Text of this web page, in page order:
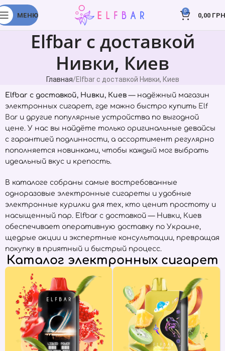
МЕНЮ
0
0,00
Elfbar с доставкой
Нивки, Киев
Главная Elfbar с доставкой Нивки, Киев
Elfbar с доставкой, Нивки, Киев — надёжный магазин
электронных сигарет, где можно быстро купить Elf
Bar и другие популярные устройства по выгодной
цене. У нас вы найдёте только оригинальные девайсы
с гарантией подлинности, а ассортимент регулярно
пополняется новинками, чтобы каждый мог выбрать
идеальный вкус и крепость.
В каталоге собраны самые востребованные
одноразовые электронные сигареты и удобные
электронные курилки для тех, кто ценит простоту и
насыщенный пар. Elfbar с доставкой — Нивки, Киев
обеспечивает оперативную доставку по Украине,
щедрые акции и экспертные консультации, превращая
покупку в приятный и быстрый процесс.
Каталог электронных сигарет